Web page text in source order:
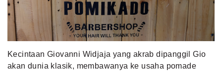
MLDPOINTS
Kecintaan Giovanni Widjaja yang akrab dipanggil Gio
akan dunia klasik, membawanya ke usaha pomade